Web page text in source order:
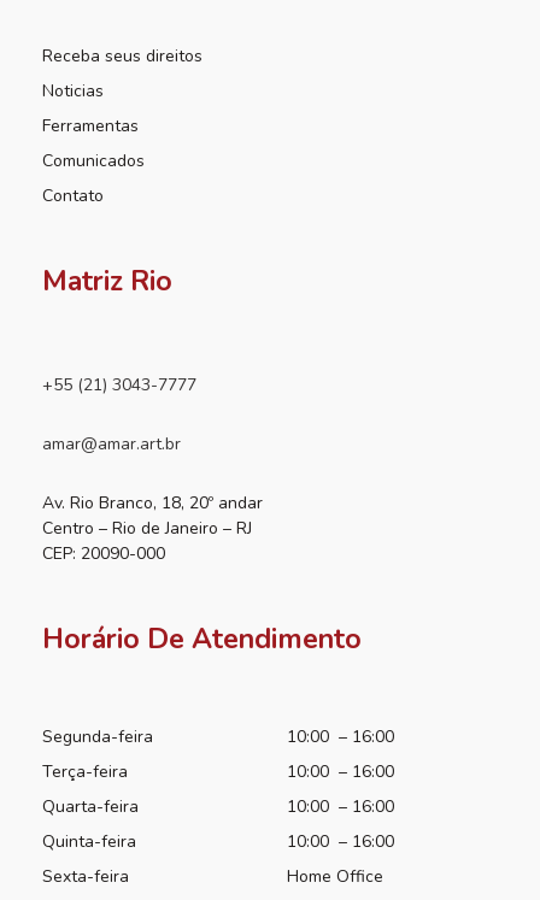
Receba seus direitos
Noticias
Ferramentas
Comunicados
Contato
Matriz Rio
+55 (21) 3043-7777
amar@amar.art.br
Av. Rio Branco, 18, 20º andar
Centro – Rio de Janeiro – RJ
CEP: 20090-000
Horário De Atendimento
Segunda-feira
10:00 – 16:00
Terça-feira
10:00 – 16:00
Quarta-feira
10:00 – 16:00
Quinta-feira
10:00 – 16:00
Sexta-feira
Home Office